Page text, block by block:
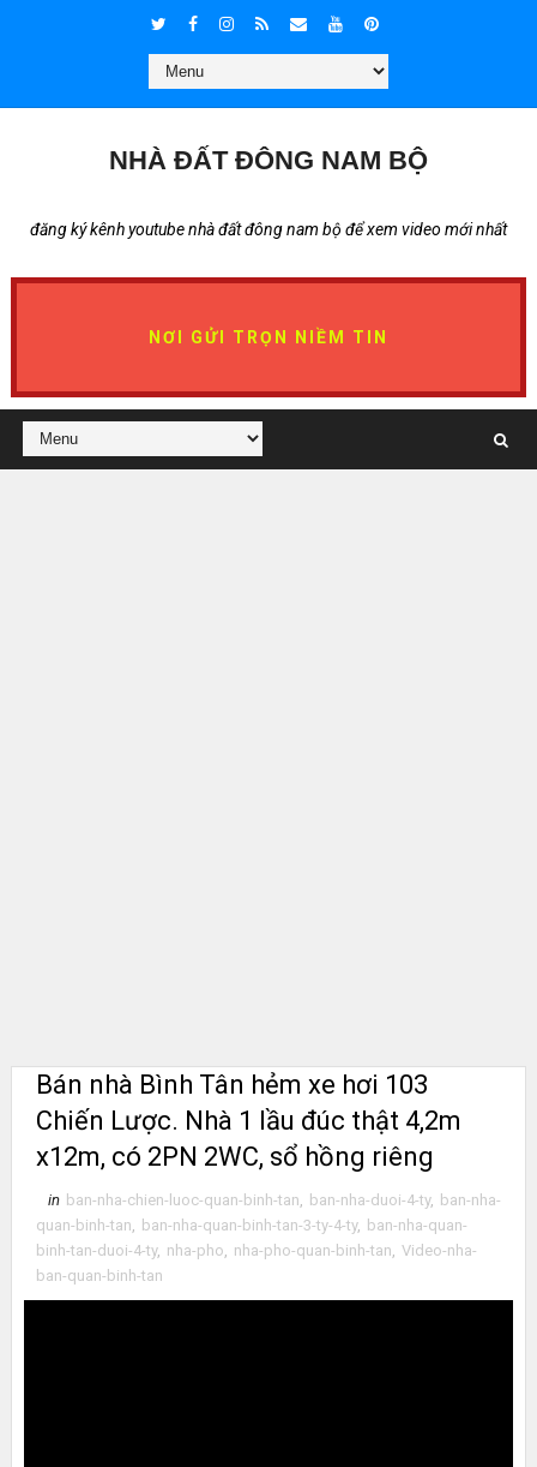
NHÀ ĐẤT ĐÔNG NAM BỘ
đăng ký kênh youtube nhà đất đông nam bộ để xem video mới nhất
NƠI GỬI TRỌN NIỀM TIN
Bán nhà Bình Tân hẻm xe hơi 103
Chiến Lược. Nhà 1 lầu đúc thật 4,2m
x12m, có 2PN 2WC, sổ hồng riêng
in ban-nha-chien-luoc-quan-binh-tan, ban-nha-duoi-4-ty, ban-nha-
quan-binh-tan, ban-nha-quan-binh-tan-3-ty-4-ty, ban-nha-quan-
binh-tan-duoi-4-ty, nha-pho, nha-pho-quan-binh-tan, Video-nha-
ban-quan-binh-tan